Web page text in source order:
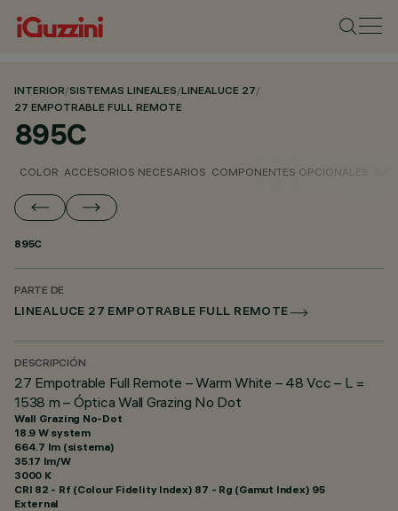
INTERIOR/SISTEMAS LINEALES/LINEALUCE 27/
27 EMPOTRABLE FULL REMOTE
895C
COLOR ACCESORIOS NECESARIOS COMPONENTES OPCIONALES
895C
PARTE DE
LINEALUCE 27 EMPOTRABLE FULL REMOTE
DESCRIPCIÓN
27 Empotrable Full Remote – Warm White – 48 Vcc – L =
1538 m – Óptica Wall Grazing No Dot
Wall Grazing No-Dot
18.9 W system
664.7 lm (sistema)
35.17 lm/W
3000 K
CRI 82 - Rf (Colour Fidelity Index) 87 - Rg (Gamut Index) 95
External